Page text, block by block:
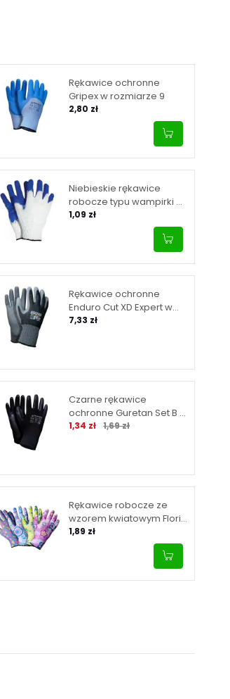
Rękawice ochronne
Gripex w rozmiarze 9
2,80 zł
Niebieskie rękawice
robocze typu wampirki w
rozmiarze 10
1,09 zł
Rękawice ochronne
Enduro Cut XD Expert w
rozmiarze 8
7,33 zł
Czarne rękawice
ochronne Guretan Set B w
rozmiarze 8
Cena promocyjna
1,34 zł Normalna cena
1,69 zł
Rękawice robocze ze
wzorem kwiatowym Floris
– w rozmiarze 8
1,89 zł